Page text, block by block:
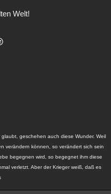
Welt!
geschehen auch diese Wunder. Weil
verändern können, so verändert sich sein
begegnen wird, so begegnet ihm diese
verletzt. Aber der Krieger weiß, daß es